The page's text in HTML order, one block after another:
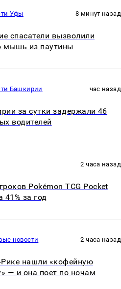
Уфы 8 минут назад
спасатели вызволили
мышь из паутины
Башкирии час назад
за сутки задержали 46
водителей
2 часа назад
Pokémon TCG Pocket
41% за год
новости 2 часа назад
Рике нашли «кофейную
— и она поет по ночам